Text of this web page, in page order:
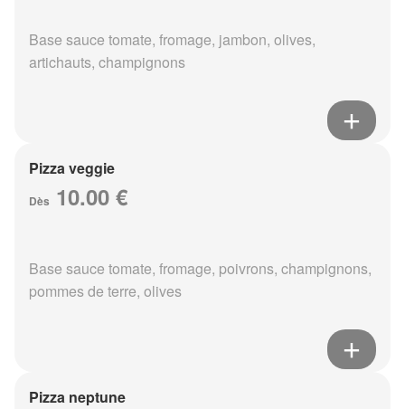
Base sauce tomate, fromage, jambon, olives,
artichauts, champignons
Pizza veggie
Dès 10.00 €
Base sauce tomate, fromage, poivrons, champignons,
pommes de terre, olives
Pizza neptune